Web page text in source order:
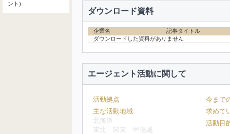
ント)
ダウンロード資料
企業名
記事タイトル
ダウンロードした資料がありません
エージェント活動に関して
活動拠点
主な活動地域
北海道
東北
関東
甲信越
今まで
求めて
活動目